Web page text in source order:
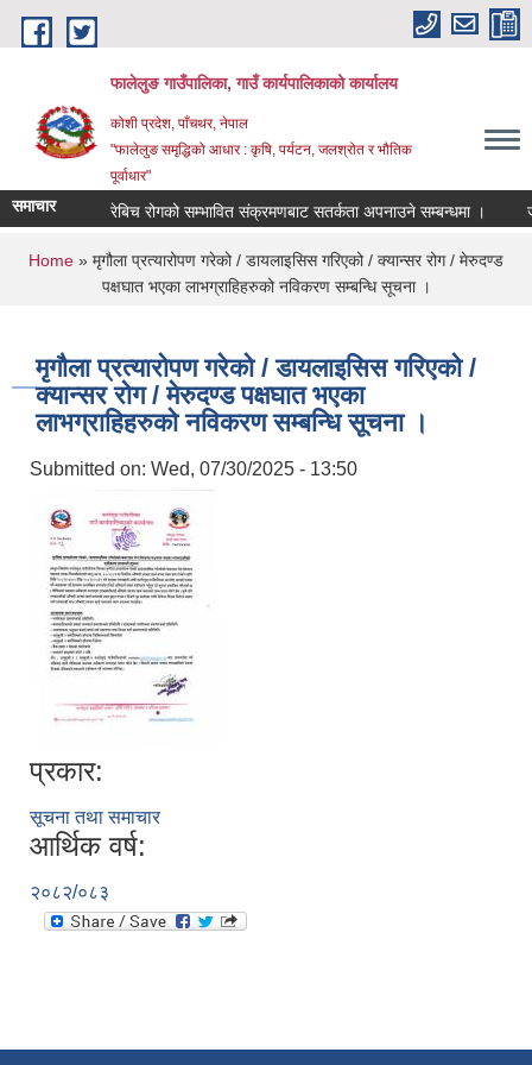
Skip to main content
फालेलुङ गाउँपालिका, गाउँ कार्यपालिकाको कार्यालय
कोशी प्रदेश, पाँचथर, नेपाल
"फालेलुङ समृद्धिको आधार : कृषि, पर्यटन, जलश्रोत र भौतिक
पूर्वाधार"
समाचार रेबिच रोगको सम्भावित संक्रमणबाट सतर्कता अपनाउने सम्बन्धमा ।
You are here
Home » मृगौला प्रत्यारोपण गरेको / डायलाइसिस गरिएको / क्यान्सर रोग / मेरुदण्ड
पक्षघात भएका लाभग्राहिहरुको नविकरण सम्बन्धि सूचना ।
मृगौला प्रत्यारोपण गरेको / डायलाइसिस गरिएको /
क्यान्सर रोग / मेरुदण्ड पक्षघात भएका
लाभग्राहिहरुको नविकरण सम्बन्धि सूचना ।
Submitted on: Wed, 07/30/2025 - 13:50
प्रकार:
सूचना तथा समाचार
आर्थिक वर्ष:
२०८२/०८३